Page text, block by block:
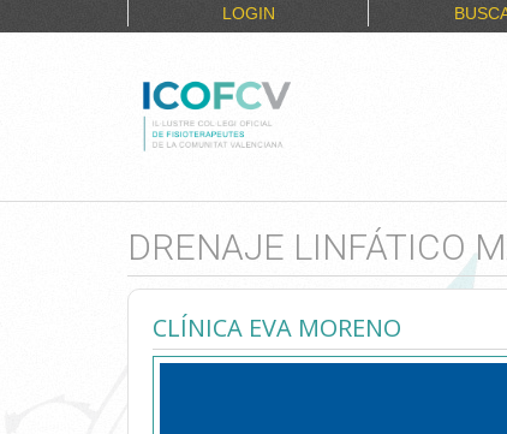
LOGIN
DRENAJE LINFÁTICO
CLÍNICA EVA MORENO